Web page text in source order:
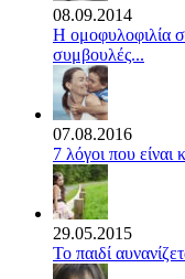
08.09.2014
Η ομοφυλοφιλία
συμβουλές...
07.08.2016
7 λόγοι που
29.05.2015
Το παιδί